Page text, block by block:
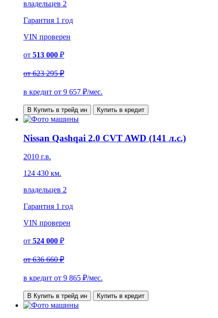
владельцев 2
Гарантия 1 год
VIN проверен
от 513 000 ₽
от623 295 ₽
в кредит от 9 657 ₽/мес.
В Купить в трейд ин Купить в кредит
Nissan Qashqai 2.0 CVT AWD (141 л.с.)
2010 г.в.
124 430 км.
владельцев 2
Гарантия 1 год
VIN проверен
от 524 000 ₽
от636 660 ₽
в кредит от 9 865 ₽/мес.
В Купить в трейд ин Купить в кредит